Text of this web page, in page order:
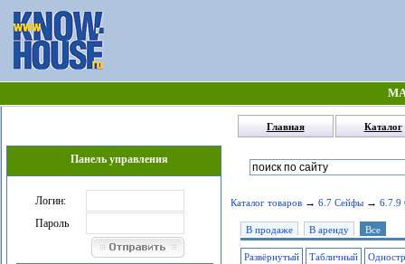
Главная Каталог
Панель управления
Логин:
Пароль
Каталог товаров→ 6.7 Сейфы→ 6.7.9
В продаже В аренду Все
Развёрнутый Табличный